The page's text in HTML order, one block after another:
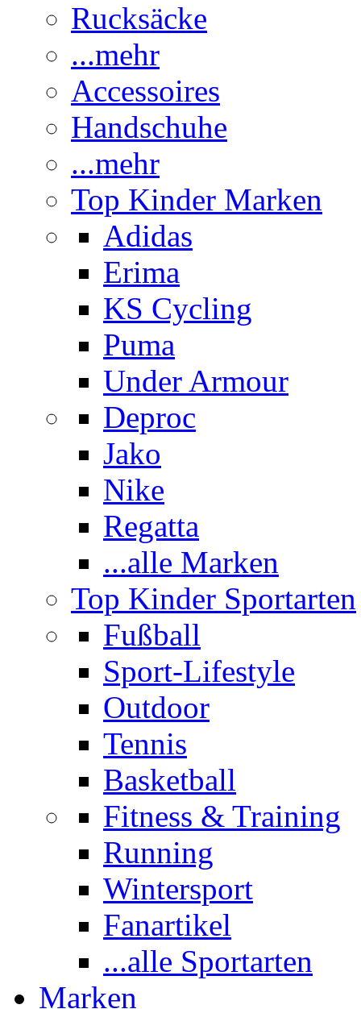
Rucksäcke
...mehr
Accessoires
Handschuhe
...mehr
Top Kinder Marken
Adidas
Erima
KS Cycling
Puma
Under Armour
Deproc
Jako
Nike
Regatta
...alle Marken
Top Kinder Sportarten
Fußball
Sport-Lifestyle
Outdoor
Tennis
Basketball
Fitness & Training
Running
Wintersport
Fanartikel
...alle Sportarten
Marken